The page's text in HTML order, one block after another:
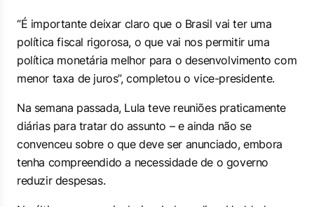
“É importante deixar claro que o Brasil vai ter uma
política fiscal rigorosa, o que vai nos permitir uma
política monetária melhor para o desenvolvimento com
menor taxa de juros”, completou o vice-presidente.
Na semana passada, Lula teve reuniões praticamente
diárias para tratar do assunto – e ainda não se
convenceu sobre o que deve ser anunciado, embora
tenha compreendido a necessidade de o governo
reduzir despesas.